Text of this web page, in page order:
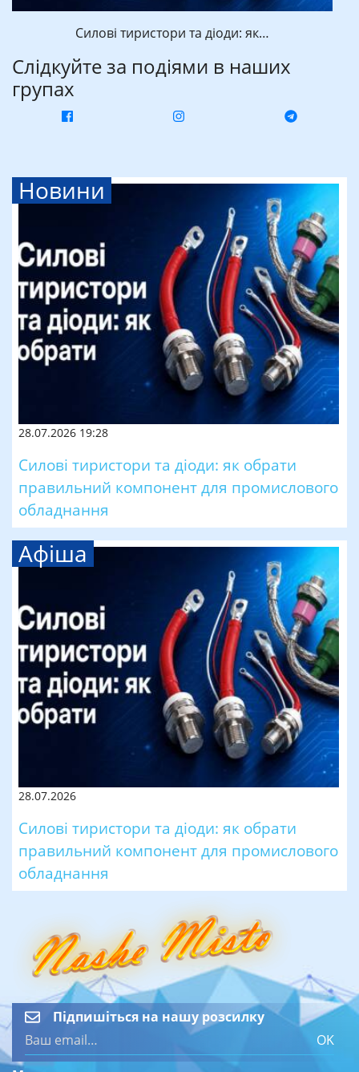
Силові тиристори та діоди: як…
Слідкуйте за подіями в наших
групах
Новини
28.07.2026 19:28
Силові тиристори та діоди: як обрати
правильний компонент для промислового
обладнання
Афіша
28.07.2026
Силові тиристори та діоди: як обрати
правильний компонент для промислового
обладнання
Підпишіться на нашу розсилку
OK